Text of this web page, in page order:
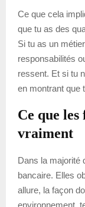
Ce que cela
que tu as des
Si tu as un
responsabilités
ressent. Et si tu
en montrant que
Ce que les
vraiment
Dans la majorité
bancaire. Elles
allure, la façon
environnement,